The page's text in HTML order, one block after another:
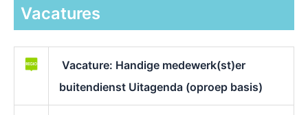
Vacatures
Vacature: Handige medewerk(st)er
buitendienst Uitagenda (oproep basis)